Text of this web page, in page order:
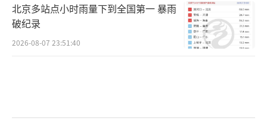
北京多站点小时雨量下到全国第一 暴雨
破纪录
2026-08-07 23:51:40